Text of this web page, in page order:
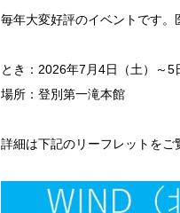
毎年大変好評のイベントです。
とき：2026年7月4日（土）～
場所：登別第一滝本館
詳細は下記のリーフレットをご